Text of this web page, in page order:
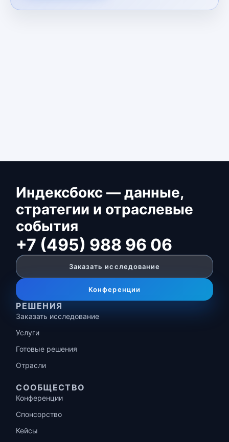
Индексбокс — данные,
стратегии и отраслевые
события
+7 (495) 988 96 06
Заказать исследование
Конференции
РЕШЕНИЯ
Заказать исследование
Услуги
Готовые решения
Отрасли
СООБЩЕСТВО
Конференции
Спонсорство
Кейсы